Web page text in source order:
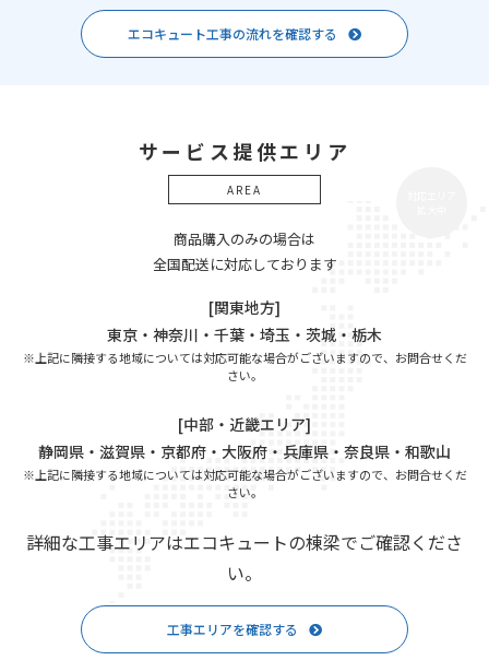
エコキュート工事の流れを確認する
サービス提供エリア
AREA
商品購入のみの場合は
全国配送に対応しております
[関東地方]
東京・神奈川・千葉・埼玉・茨城・栃木
※上記に隣接する地域については対応可能な場合がございますので、お問合せくだ
さい。
[中部・近畿エリア]
静岡県・滋賀県・京都府・大阪府・兵庫県・奈良県・和歌山
※上記に隣接する地域については対応可能な場合がございますので、お問合せくだ
さい。
詳細な工事エリアはエコキュートの棟梁でご確認くださ
い。
工事エリアを確認する